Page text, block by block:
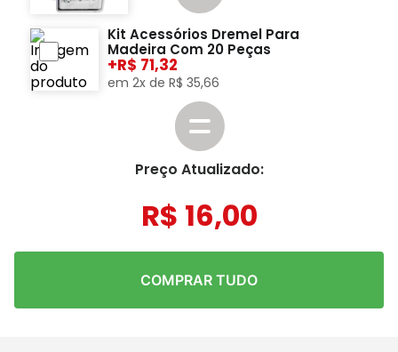
Kit Acessórios Dremel Para
Madeira Com 20 Peças
+ 71,32
em2x deR$ 35,66
Preço Atualizado:
R$ 16,00
COMPRAR TUDO